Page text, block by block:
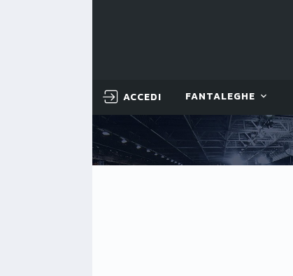
ACCEDI FANTALEGHE